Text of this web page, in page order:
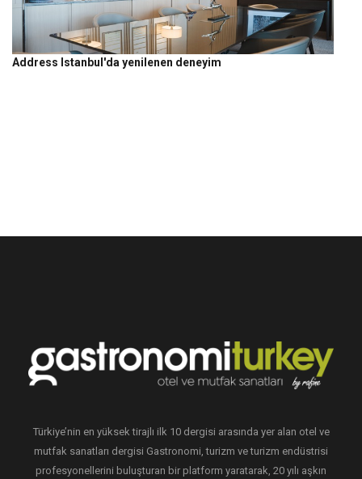
Address Istanbul'da yenilenen deneyim
Türkiye’nin en yüksek tirajlı ilk 10 dergisi arasında yer alan otel ve
mutfak sanatları dergisi Gastronomi, turizm ve turizm endüstrisi
profesyonellerini buluşturan bir platform yaratarak, 20 yılı aşkın